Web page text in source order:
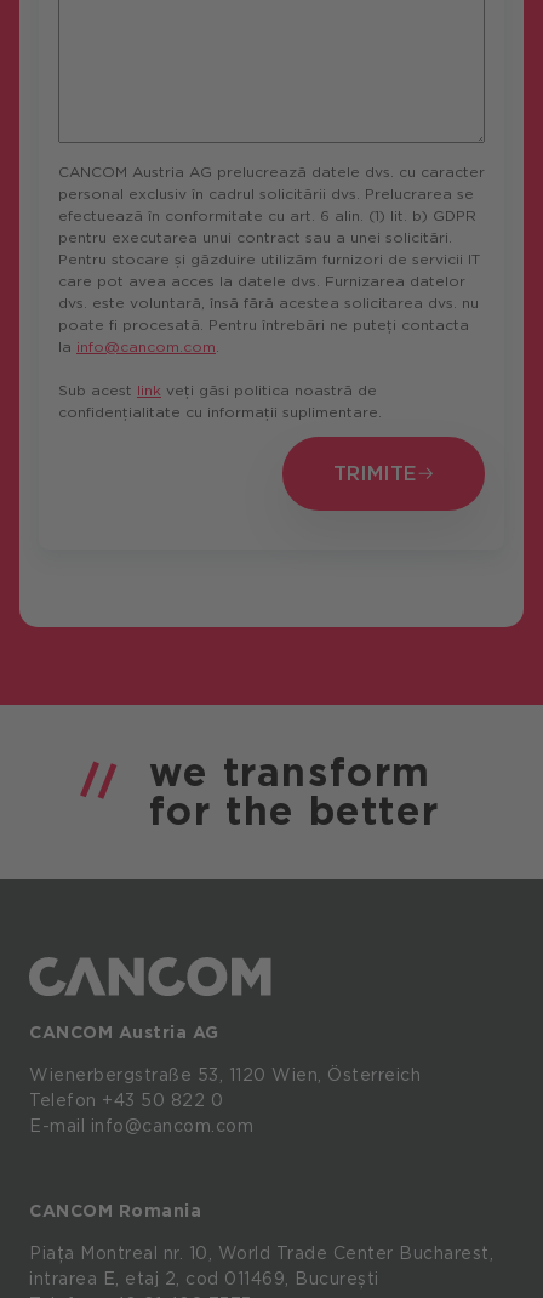
CANCOM Austria AG prelucrează datele dvs. cu caracter
personal exclusiv în cadrul solicitării dvs. Prelucrarea se
efectuează în conformitate cu art. 6 alin. (1) lit. b) GDPR
pentru executarea unui contract sau a unei solicitări.
Pentru stocare și găzduire utilizăm furnizori de servicii IT
care pot avea acces la datele dvs. Furnizarea datelor
dvs. este voluntară, însă fără acestea solicitarea dvs. nu
poate fi procesată. Pentru întrebări ne puteți contacta
la info@cancom.com
Sub acest link veți găsi politica noastră de
confidențialitate cu informații suplimentare.
TRIMITE
TRIMITE
we transform
for the better
CANCOM Austria AG
Wienerbergstraße 53, 1120 Wien, Österreich
Telefon +43 50 822 0
E-mail info@cancom.com
CANCOM Romania
Piața Montreal nr. 10, World Trade Center Bucharest,
intrarea E, etaj 2, cod 011469, București